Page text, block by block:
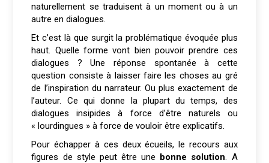
naturellement se traduisent à un moment ou à un
autre en dialogues.
Et c’est là que surgit la problématique évoquée plus
haut. Quelle forme vont bien pouvoir prendre ces
dialogues ? Une réponse spontanée à cette
question consiste à laisser faire les choses au gré
de l’inspiration du narrateur. Ou plus exactement de
l’auteur. Ce qui donne la plupart du temps, des
dialogues insipides à force d’être naturels ou
« lourdingues » à force de vouloir être explicatifs.
Pour échapper à ces deux écueils, le recours aux
figures de style peut être une bonne solution . A